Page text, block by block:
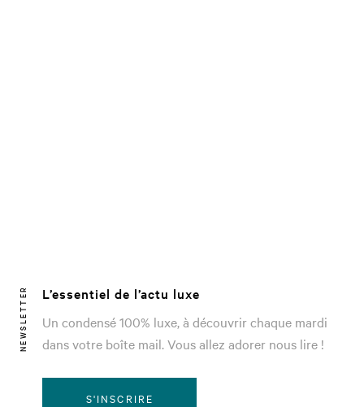
NEWSLETTER
L’essentiel de l’actu luxe
Un condensé 100% luxe, à découvrir chaque mardi
dans votre boîte mail. Vous allez adorer nous lire !
S'INSCRIRE